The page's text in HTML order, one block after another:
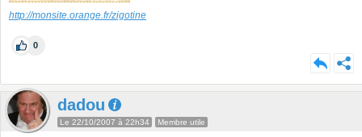
http://monsite.orange.fr/zigotine
0
dadou
Le 22/10/2007 à 22h34 Membre utile